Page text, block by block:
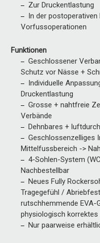
Zur Druckentlastung
In der
Vorfussoperationen
Funktionen
Geschlossener
Schutz vor Nässe +
Individuelle
Druckentlastung
Grosse + nahtfreie
Verbände
Dehnbares +
Geschlossenzelliges
Mittelfussbereich ->
4-Sohlen-System
Nachbestellbar
Neues Fully
Tragegefühl /
rutschhemmende
physiologisch korrektes
Nur paarweise